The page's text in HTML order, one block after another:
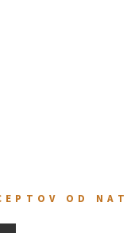
OD